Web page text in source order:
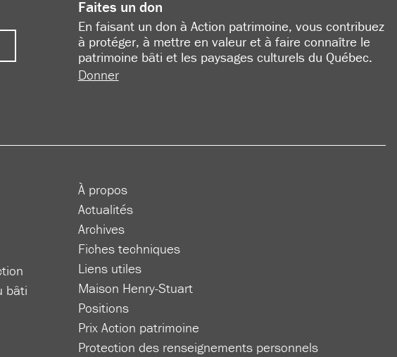
Faites un don
En faisant un don à Action patrimoine, vous contribuez
à protéger, à mettre en valeur et à faire connaître le
patrimoine bâti et les paysages culturels du Québec.
Donner
bâti
À propos
Actualités
Archives
Fiches techniques
Liens utiles
Maison Henry-Stuart
Positions
Prix Action patrimoine
Protection des renseignements personnels